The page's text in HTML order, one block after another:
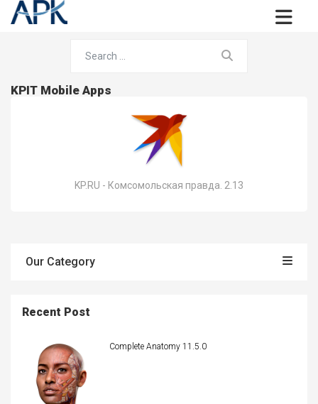
KPIT Mobile Apps
KP.RU - Комсомольская правда. 2.13
Our Category
Recent Post
Complete Anatomy 11.5.0